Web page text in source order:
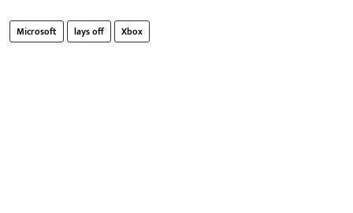
Microsoft lays off Xbox